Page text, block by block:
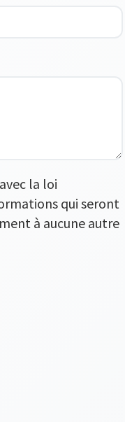
la loi
qui seront
à aucune autre